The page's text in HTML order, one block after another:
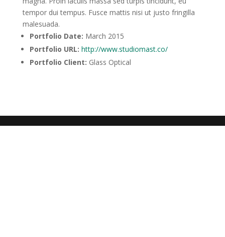
tempor dui tempus. Fusce mattis nisi ut justo fringilla
malesuada.
Portfolio Date: March 2015
Portfolio URL: http://www.studiomast.co/
Portfolio Client: Glass Optical